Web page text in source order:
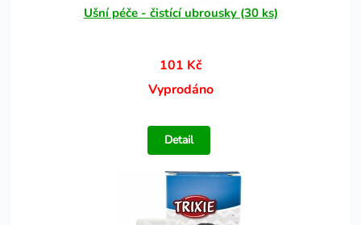
Ušní péče - čistící ubrousky (30 ks)
101 Kč
Vyprodáno
Detail